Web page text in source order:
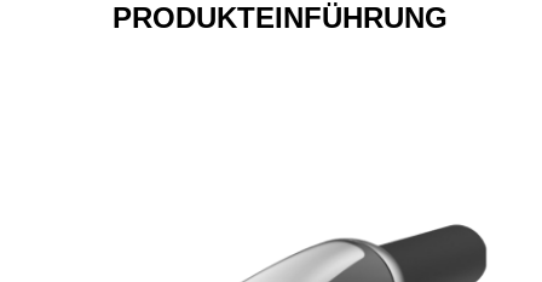
PRODUKTEINFÜHRUNG